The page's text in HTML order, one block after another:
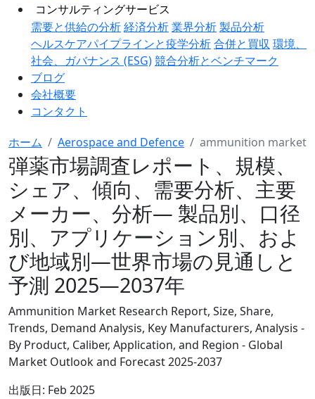
コンサルティングサービス
需要と供給の分析経済分析業界分析製品分析
ヘルスケアパイプラインと疫学分析合併と買収 環境、
社会、ガバナンス (ESG)競合分析とベンチマーク
ブログ
会社概要
コンタクト
ホーム Aerospace and Defence ammunition market
弾薬市場調査レポート、規模、
シェア、傾向、需要分析、主要
メーカー、分析― 製品別、口径
別、アプリケーション別、およ
び地域別―世界市場の見通しと
予測 2025―2037年
Ammunition Market Research Report, Size, Share,
Trends, Demand Analysis, Key Manufacturers, Analysis -
By Product, Caliber, Application, and Region - Global
Market Outlook and Forecast 2025-2037
出版日: Feb 2025